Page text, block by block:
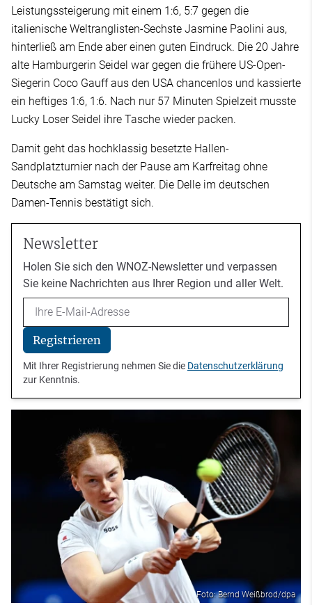
Leistungssteigerung mit einem 1:6, 5:7 gegen die
italienische Weltranglisten-Sechste Jasmine Paolini aus,
hinterließ am Ende aber einen guten Eindruck. Die 20 Jahre
alte Hamburgerin Seidel war gegen die frühere US-Open-
Siegerin Coco Gauff aus den USA chancenlos und kassierte
ein heftiges 1:6, 1:6. Nach nur 57 Minuten Spielzeit musste
Lucky Loser Seidel ihre Tasche wieder packen.
Damit geht das hochklassig besetzte Hallen-
Sandplatzturnier nach der Pause am Karfreitag ohne
Deutsche am Samstag weiter. Die Delle im deutschen
Damen-Tennis bestätigt sich.
Newsletter
Holen Sie sich den WNOZ-Newsletter und verpassen
Sie keine Nachrichten aus Ihrer Region und aller Welt.
Email
Registrieren
Mit Ihrer Registrierung nehmen Sie die Datenschutzerklärung
zur Kenntnis.
Foto: Bernd Weißbrod/dpa